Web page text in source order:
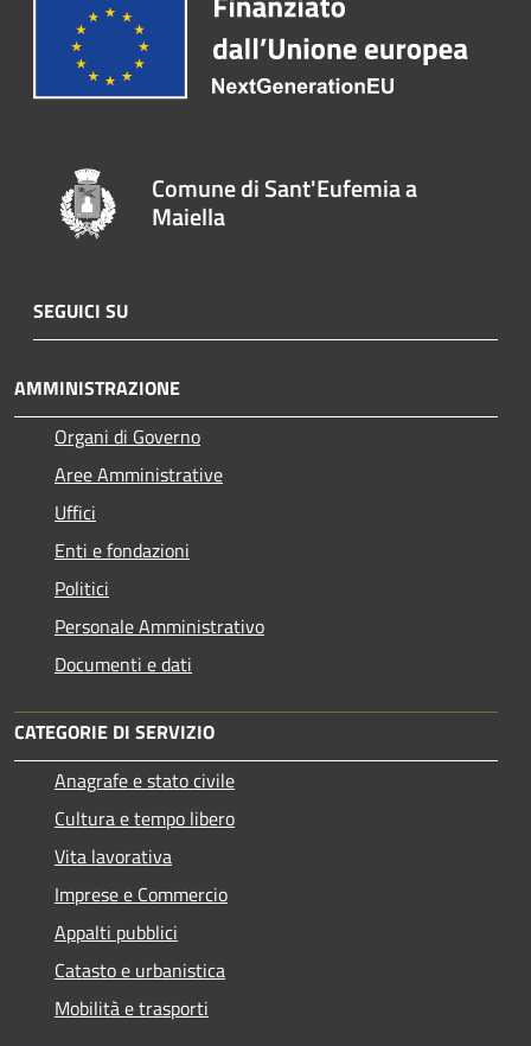
Comune di Sant'Eufemia a
Maiella
SEGUICI SU
AMMINISTRAZIONE
Organi di Governo
Aree Amministrative
Uffici
Enti e fondazioni
Politici
Personale Amministrativo
Documenti e dati
CATEGORIE DI SERVIZIO
Anagrafe e stato civile
Cultura e tempo libero
Vita lavorativa
Imprese e Commercio
Appalti pubblici
Catasto e urbanistica
Mobilità e trasporti